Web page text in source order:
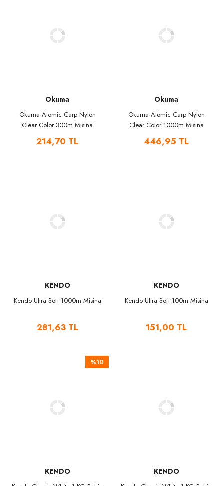
Okuma
Okuma Atomic Carp Nylon
Clear Color 300m Misina
214,70 TL
Okuma
Okuma Atomic Carp Nylon
Clear Color 1000m Misina
446,95 TL
KENDO
Kendo Ultra Soft 1000m Misina
281,63 TL
KENDO
Kendo Ultra Soft 100m Misina
151,00 TL
%10
KENDO KENDO